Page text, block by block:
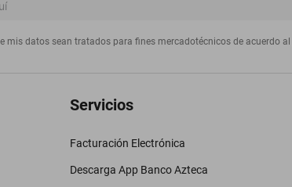
mis datos sean tratados para fines mercadotécnicos de acuerdo al
Servicios
Facturación Electrónica
Descarga App Banco Azteca